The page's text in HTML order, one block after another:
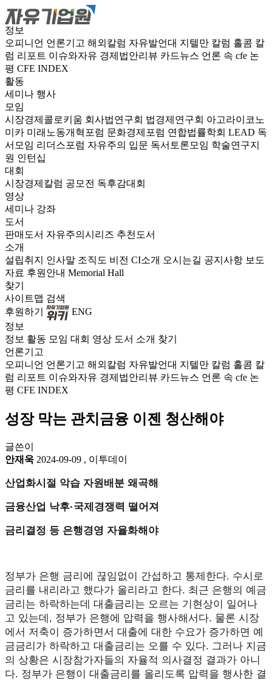
정보
오피니언 언론기고 해외칼럼 자유발언대 지텔만 칼럼 홀콤 칼
럼 리포트 이슈와자유 경제법안리뷰 카드뉴스 언론 속 cfe 논
평 CFE INDEX
활동
세미나 행사
모임
시장경제콜로키움 회사법연구회 법경제연구회 아고라이코노
미카 미래노동개혁포럼 문화경제포럼 연합법률학회 LEAD 독
서모임 리더스포럼 자유주의 입문 독서토론모임 학술연구지
원 인턴십
대회
시장경제칼럼 공모전 독후감대회
영상
세미나 강좌
도서
판매도서 자유주의시리즈 추천도서
소개
설립취지 인사말 조직도 비전 CI소개 오시는길 공지사항 보도
자료 후원안내 Memorial Hall
찾기
사이트맵 검색
후원하기
ENG
정보
정보 활동 모임 대회 영상 도서 소개 찾기
언론기고
오피니언 언론기고 해외칼럼 자유발언대 지텔만 칼럼 홀콤 칼
럼 리포트 이슈와자유 경제법안리뷰 카드뉴스 언론 속 cfe 논
평 CFE INDEX
성장 막는 관치금융 이젠 청산해야
글쓴이
안재욱 2024-09-09 , 이투데이
산업화시절 악습 자원배분 왜곡해
금융산업 낙후·국제경쟁력 떨어져
금리결정 등 은행경영 자율화해야
정부가 은행 금리에 끊임없이 간섭하고 통제한다. 수시로
금리를 내리라고 했다가 올리라고 한다. 최근 은행의 예금
금리는 하락하는데 대출금리는 오르는 기현상이 일어나
고 있는데, 정부가 은행에 압력을 행사해서다. 물론 시장
에서 저축이 증가하면서 대출에 대한 수요가 증가하면 예
금금리가 하락하고 대출금리는 오를 수 있다. 그러나 지금
의 상황은 시장참가자들의 자율적 의사결정 결과가 아니
다. 정부가 은행이 대출금리를 올리도록 압력을 행사한 결